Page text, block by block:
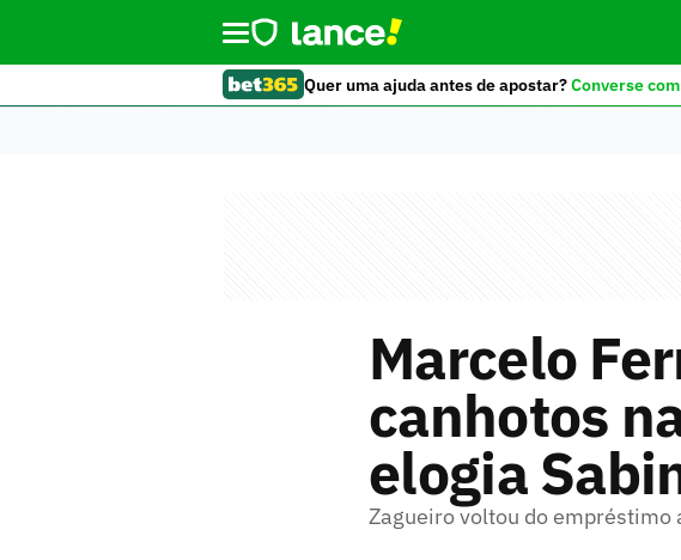
Quer uma ajuda antes de apostar?Converse
Marcelo
canhotos
elogia
Zagueiro voltou do empréstimo